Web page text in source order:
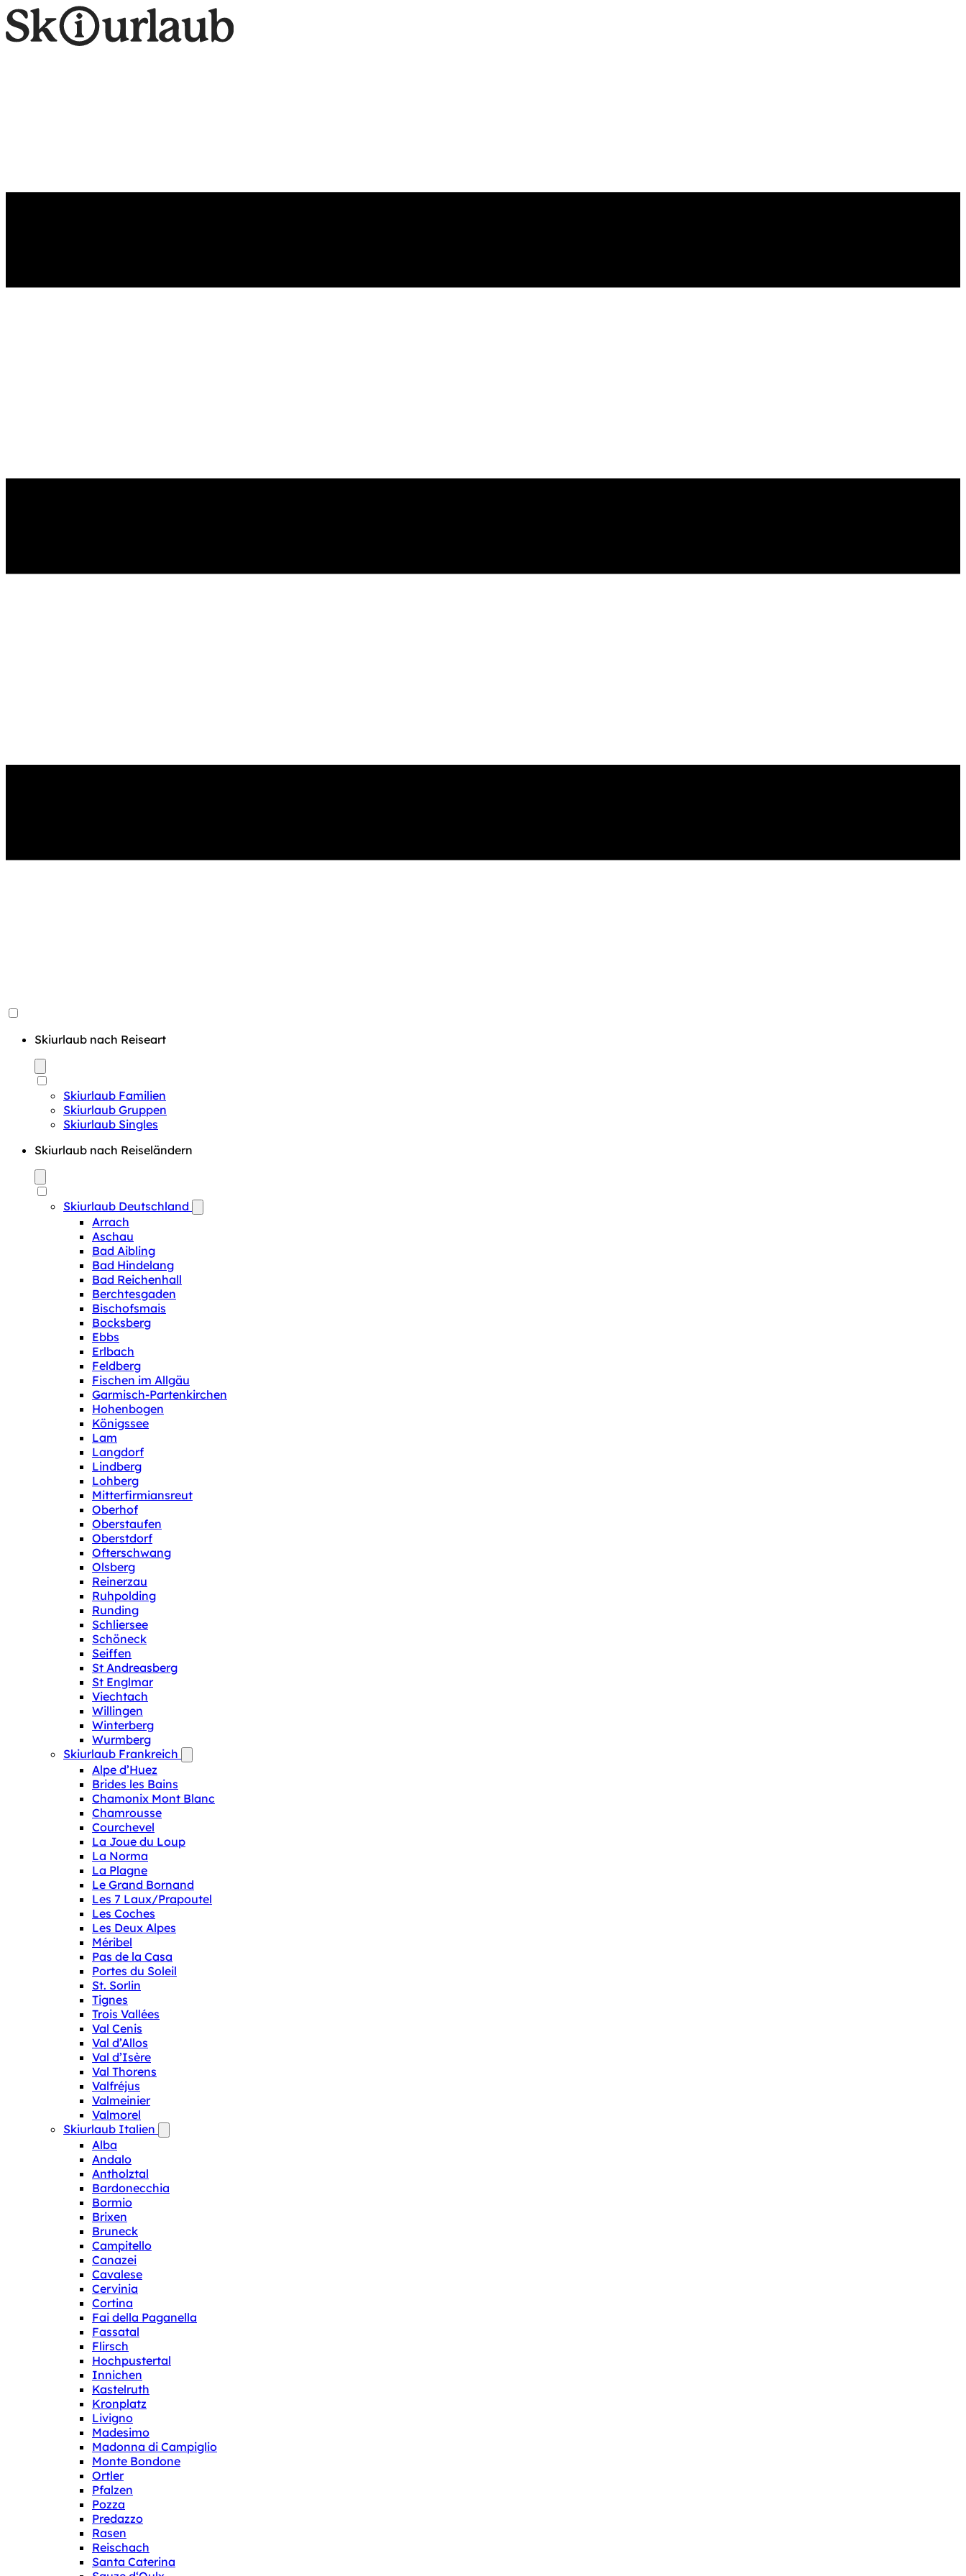
Skiurlaub nach Reiseart
Skiurlaub Familien
Skiurlaub Gruppen
Skiurlaub Singles
Skiurlaub nach Reiseländern
Skiurlaub Deutschland
Arrach
Aschau
Bad Aibling
Bad Hindelang
Bad Reichenhall
Berchtesgaden
Bischofsmais
Bocksberg
Ebbs
Erlbach
Feldberg
Fischen im Allgäu
Garmisch-Partenkirchen
Hohenbogen
Königssee
Lam
Langdorf
Lindberg
Lohberg
Mitterfirmiansreut
Oberhof
Oberstaufen
Oberstdorf
Ofterschwang
Olsberg
Reinerzau
Ruhpolding
Runding
Schliersee
Schöneck
Seiffen
St Andreasberg
St Englmar
Viechtach
Willingen
Winterberg
Wurmberg
Skiurlaub Frankreich
Alpe d’Huez
Brides les Bains
Chamonix Mont Blanc
Chamrousse
Courchevel
La Joue du Loup
La Norma
La Plagne
Le Grand Bornand
Les 7 Laux/Prapoutel
Les Coches
Les Deux Alpes
Méribel
Pas de la Casa
Portes du Soleil
St. Sorlin
Tignes
Trois Vallées
Val Cenis
Val d’Allos
Val d’Isère
Val Thorens
Valfréjus
Valmeinier
Valmorel
Skiurlaub Italien
Alba
Andalo
Antholztal
Bardonecchia
Bormio
Brixen
Bruneck
Campitello
Canazei
Cavalese
Cervinia
Cortina
Fai della Paganella
Fassatal
Flirsch
Hochpustertal
Innichen
Kastelruth
Kronplatz
Livigno
Madesimo
Madonna di Campiglio
Monte Bondone
Ortler
Pfalzen
Pozza
Predazzo
Rasen
Reischach
Santa Caterina